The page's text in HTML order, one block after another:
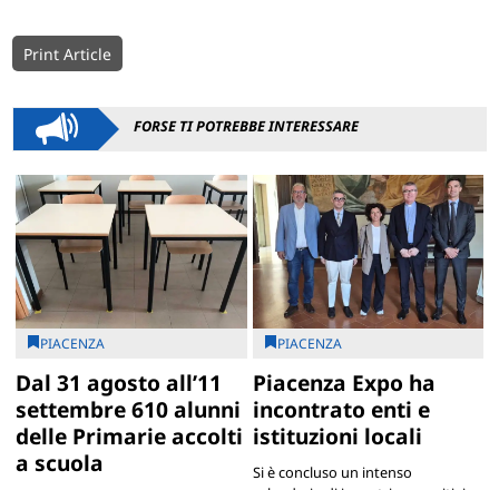
Print Article
FORSE TI POTREBBE INTERESSARE
PIACENZA
Dal 31 agosto all’11
settembre 610 alunni
delle Primarie accolti
a scuola
PIACENZA
Piacenza Expo ha
incontrato enti e
istituzioni locali
Si è concluso un intenso